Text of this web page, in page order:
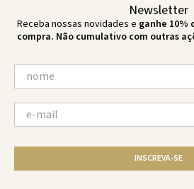
Newsletter
Receba nossas novidades e ganhe 10%
compra. Não cumulativo com outras
INSCREVA-SE